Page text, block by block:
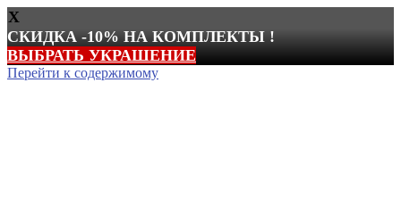
X
СКИДКА -10% НА КОМПЛЕКТЫ !
ВЫБРАТЬ УКРАШЕНИЕ
Перейти к содержимому